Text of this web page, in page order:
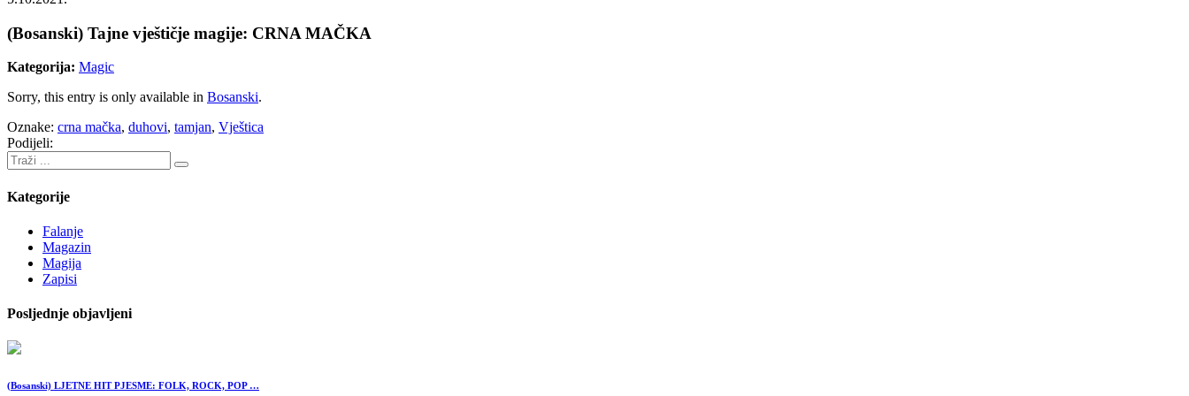
(Bosanski) Tajne vještičje magije: CRNA MAČKA
Kategorija: Magic
Sorry, this entry is only available in Bosanski.
Oznake: crna mačka, duhovi, tamjan, Vještica
Podijeli:
Kategorije
Falanje
Magazin
Magija
Zapisi
Posljednje objavljeni
(Bosanski) LJETNE HIT PJESME: FOLK, ROCK, POP …